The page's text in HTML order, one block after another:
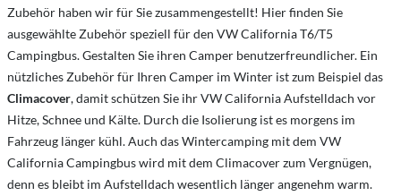
Zubehör haben wir für Sie zusammengestellt! Hier finden Sie
ausgewählte Zubehör speziell für den VW California T6/T5
Campingbus. Gestalten Sie ihren Camper benutzerfreundlicher. Ein
nützliches Zubehör für Ihren Camper im Winter ist zum Beispiel das
Climacover, damit schützen Sie ihr VW California Aufstelldach vor
Hitze, Schnee und Kälte. Durch die Isolierung ist es morgens im
Fahrzeug länger kühl. Auch das Wintercamping mit dem VW
California Campingbus wird mit dem Climacover zum Vergnügen,
denn es bleibt im Aufstelldach wesentlich länger angenehm warm.